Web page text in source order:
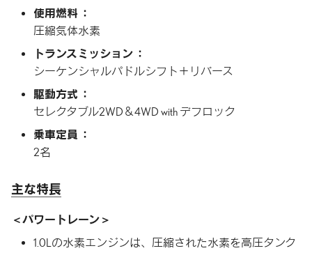
使用燃料
圧縮気体水素
トランスミッション
シーケンシャルパドルシフト＋リバース
駆動方式
セレクタブル2WD＆4WD with デフロック
乗車定員
2名
主な特長
パワートレーン
1.0Lの水素エンジンは、圧縮された水素を高圧タンク